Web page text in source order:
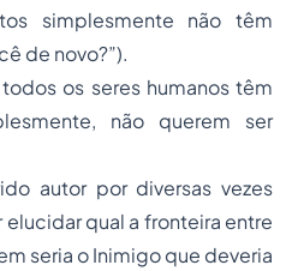
simplesmente não têm
de novo?”).
os seres humanos têm
não querem ser
autor por diversas vezes
qual a fronteira entre
seria o Inimigo que deveria